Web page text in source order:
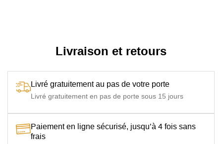
Livraison et retours
Livré gratuitement au pas de votre porte
Livré gratuitement en pas de porte sous 15 jours
Paiement en ligne sécurisé, jusqu’à 4 fois sans
frais